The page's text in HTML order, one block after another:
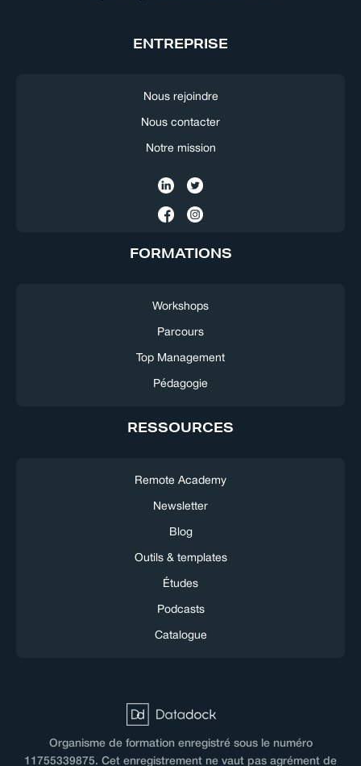
ENTREPRISE
Nous rejoindre
Nous contacter
Notre mission
FORMATIONS
Workshops
Parcours
Top Management
Pédagogie
RESSOURCES
Remote Academy
Newsletter
Blog
Outils & templates
Études
Podcasts
Catalogue
Organisme de formation enregistré sous le numéro
11755339875. Cet enregistrement ne vaut pas agrément de